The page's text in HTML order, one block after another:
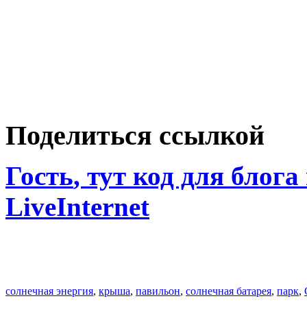
Поделиться ссылкой
Гость, тут код для
LiveInternet
солнечная энергия, крыша, павильон, солнечная батарея, парк,